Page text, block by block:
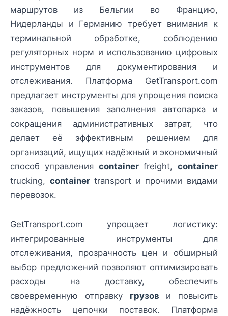
маршрутов из Бельгии во Францию,
Нидерланды и Германию требует внимания к
терминальной обработке, соблюдению
регуляторных норм и использованию цифровых
инструментов для документирования и
отслеживания. Платформа GetTransport.com
предлагает инструменты для упрощения поиска
заказов, повышения заполнения автопарка и
сокращения административных затрат, что
делает её эффективным решением для
организаций, ищущих надёжный и экономичный
способ управления containerfreight, container
trucking, containertransport и прочими видами
перевозок.
GetTransport.com упрощает логистику:
интегрированные инструменты для
отслеживания, прозрачность цен и обширный
выбор предложений позволяют оптимизировать
расходы на доставку, обеспечить
своевременную отправку грузов и повысить
надёжность цепочки поставок. Платформа